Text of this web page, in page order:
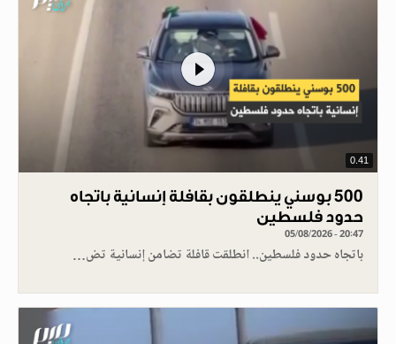
0.41
500 بوسني ينطلقون بقافلة إنسانية باتجاه
حدود فلسطين
05/08/2026 - 20:47
باتجاه حدود فلسطين.. انطلقت قافلة تضامن إنسانية تض…